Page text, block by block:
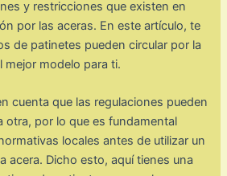
y restricciones que existen en
por las aceras. En este artículo, te
de patinetes pueden circular por la
mejor modelo para ti.
cuenta que las regulaciones pueden
otra, por lo que es fundamental
locales antes de utilizar un
acera. Dicho esto, aquí tienes una